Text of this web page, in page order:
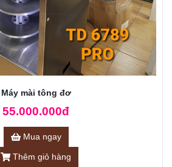
Máy mài tông đơ
55.000.000đ
Mua ngay
Thêm giỏ hàng